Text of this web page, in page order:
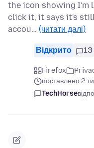
the icon showing I'm
click it, it says it's
accou… (читати далі)
Відкрито 13
Firefox
поставлено 2
TechHorse